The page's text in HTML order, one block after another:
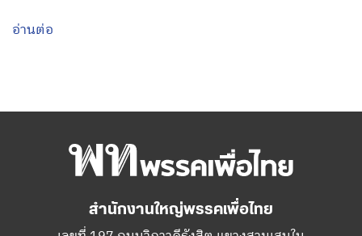
อ่านต่อ
สำนักงานใหญ่พรรคเพื่อไทย